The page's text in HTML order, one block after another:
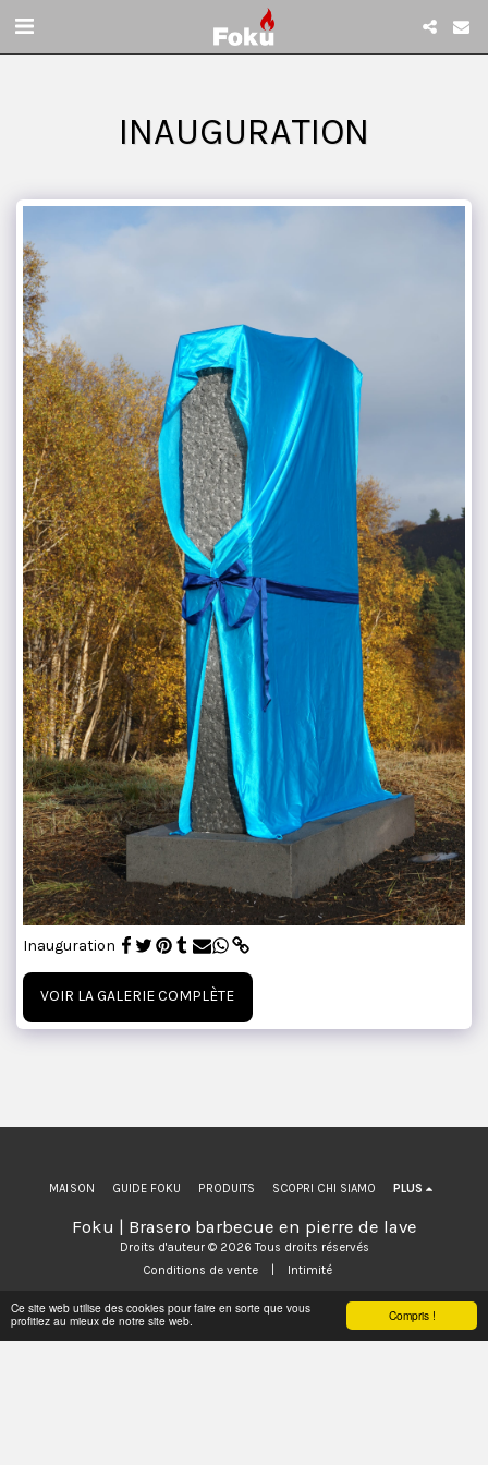
Compris !
Ce site web utilise des cookies pour faire en sorte que vous
profitiez au mieux de notre site web.
INAUGURATION
Inauguration
VOIR LA GALERIE COMPLÈTE
Foku | Brasero barbecue en pierre de lave
Droits d'auteur © 2026 Tous droits réservés
Conditions de vente
Intimité
MAISON GUIDE FOKU PRODUITS SCOPRI CHI SIAMO PLUS
S'ABONNER